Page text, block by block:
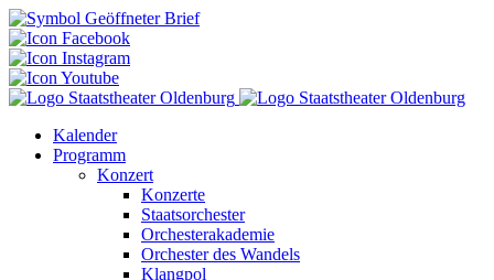
Kalender
Programm
Konzert
Konzerte
Staatsorchester
Orchesterakademie
Orchester des Wandels
Klangpol